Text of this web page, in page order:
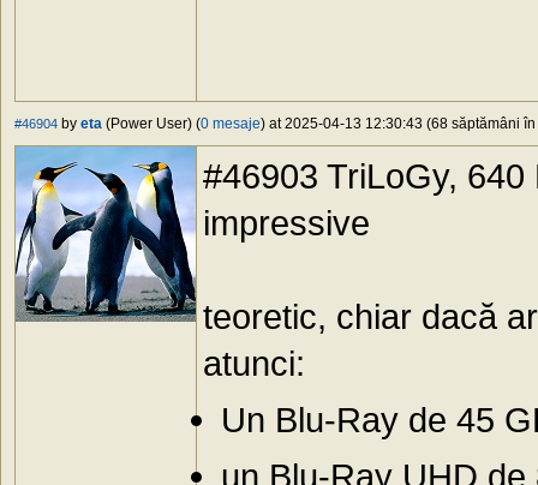
#46904 by eta (Power User) (0 mesaje) at 2025-04-13 12:30:43 (68 săptămâni în
#46903 TriLoGy,
impressive
teoretic, chiar dacă
atunci:
Un Blu-Ray de 45
un Blu-Ray UHD